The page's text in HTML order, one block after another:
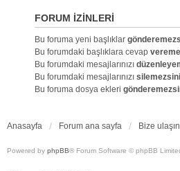
FORUM IZINLERI
Bu foruma yeni başlıklar
Bu forumdaki başlıklara cevap
Bu forumdaki mesajlarınızı
Bu forumdaki mesajlarınızı
Bu foruma dosya ekleri
Anasayfa Forum ana sayfa Bize ulaşın
Powered by phpBB® Forum Software © phpBB